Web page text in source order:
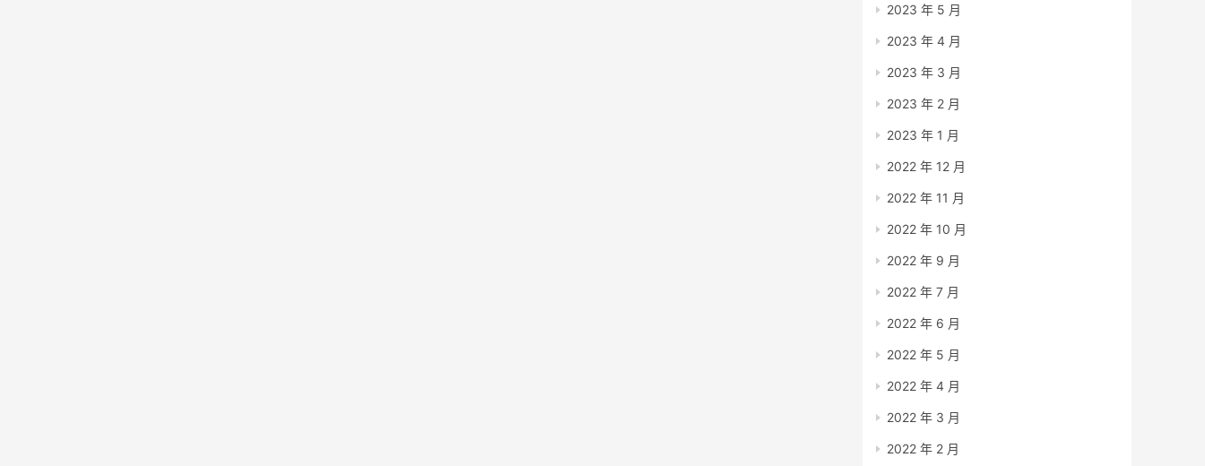
2023 年 5 月
2023 年 4 月
2023 年 3 月
2023 年 2 月
2023 年 1 月
2022 年 12 月
2022 年 11 月
2022 年 10 月
2022 年 9 月
2022 年 7 月
2022 年 6 月
2022 年 5 月
2022 年 4 月
2022 年 3 月
2022 年 2 月